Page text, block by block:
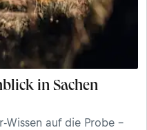
in Sachen
Wissen auf die Probe –